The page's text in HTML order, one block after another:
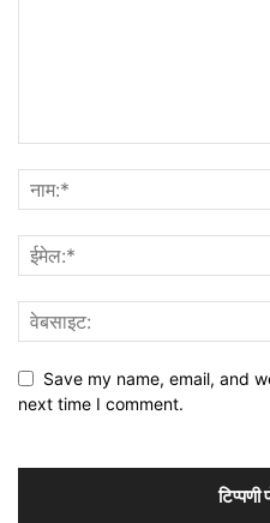
Save my name, email, and
next time I comment.